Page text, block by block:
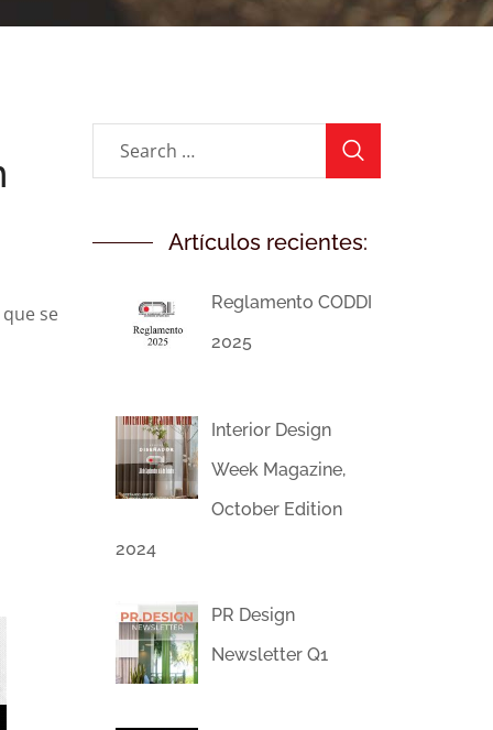
se
Artículos recientes:
Reglamento CODDI
2025
Interior Design
Week Magazine,
October Edition
2024
PR Design
Newsletter Q1